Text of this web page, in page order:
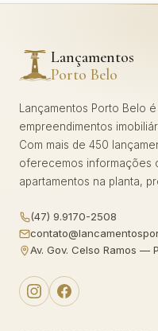
Lançamentos
Porto Belo
Lançamentos Porto Belo
empreendimentos
Com mais de 450
oferecemos informações
apartamentos na planta,
(47) 9.9170-2508
Av. Gov. Celso Ramos —